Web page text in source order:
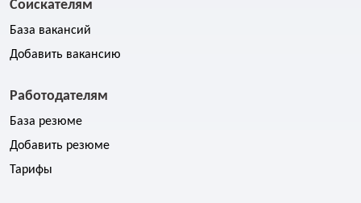
Соискателям
База вакансий
Добавить вакансию
Работодателям
База резюме
Добавить резюме
Тарифы